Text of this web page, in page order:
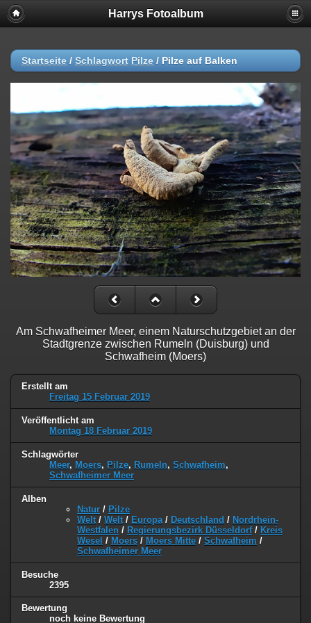
Harrys Fotoalbum
Startseite / Schlagwort Pilze / Pilze auf Balken
Am Schwafheimer Meer, einem Naturschutzgebiet an der
Stadtgrenze zwischen Rumeln (Duisburg) und
Schwafheim (Moers)
Erstellt am
Freitag 15 Februar 2019
Veröffentlicht am
Montag 18 Februar 2019
Schlagwörter
Meer, Moers, Pilze, Rumeln, Schwafheim,
Schwafheimer Meer
Alben
Natur / Pilze
Welt / Welt / Europa / Deutschland / Nordrhein-
Westfalen / Regierungsbezirk Düsseldorf/ Kreis
Wesel / Moers / Moers Mitte / Schwafheim /
Schwafheimer Meer
Besuche
2395
Bewertung
noch keine Bewertung